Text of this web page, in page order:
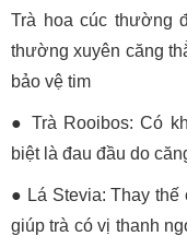
Trà hoa cúc thường
thường xuyên căng
bảo vệ tim
● Trà Rooibos: Có
biệt là đau đầu do
● Lá Stevia: Thay
giúp trà có vị thanh